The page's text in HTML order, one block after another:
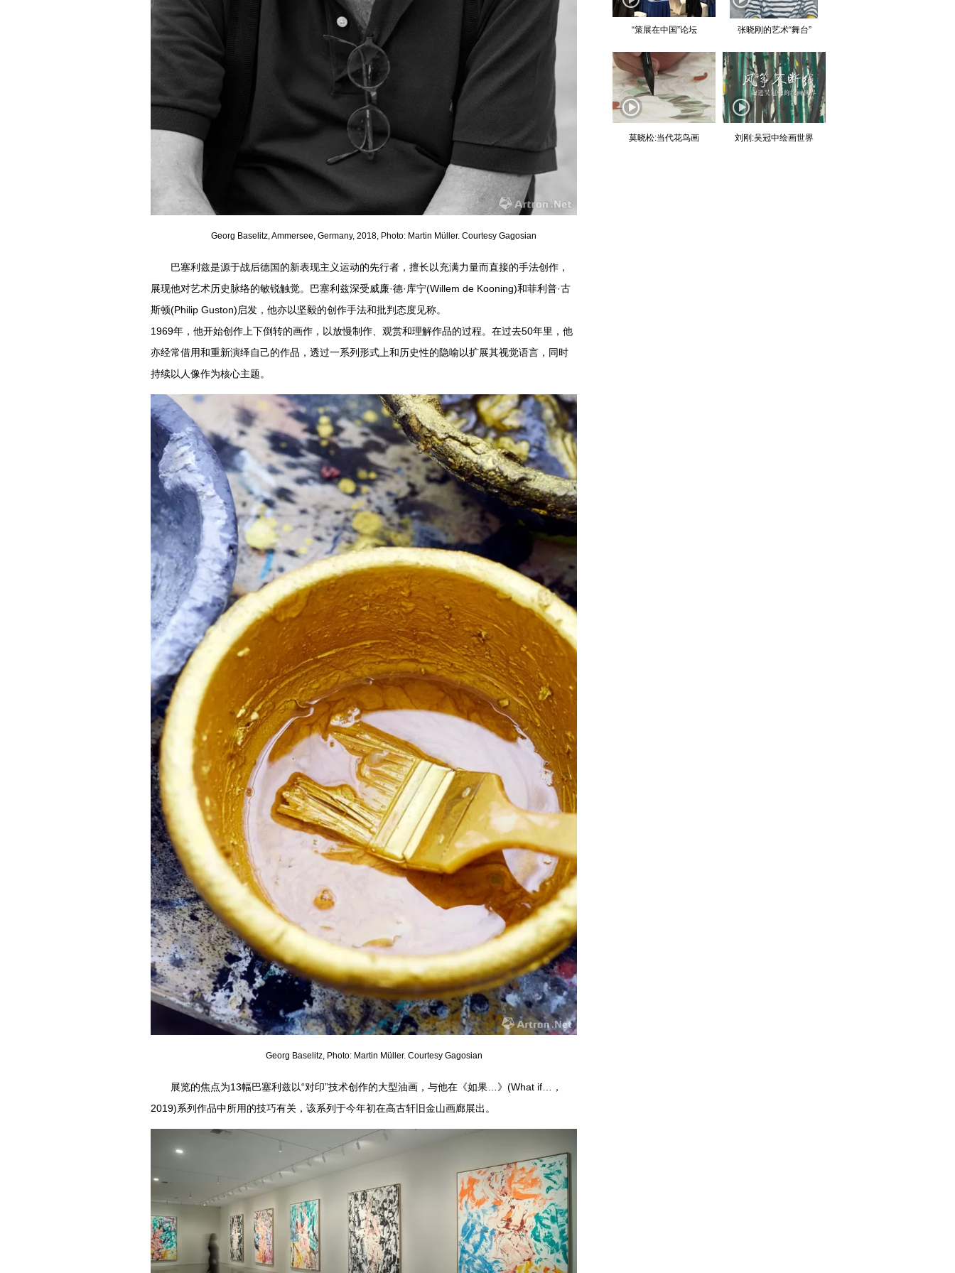
Georg Baselitz, Ammersee, Germany, 2018, Photo: Martin Müller. Courtesy Gagosian
巴塞利兹是源于战后德国的新表现主义运动的先行者，擅长以充满力量而直接的手法创作，
展现他对艺术历史脉络的敏锐触觉。巴塞利兹深受威廉·德·库宁(Willem de Kooning)和菲利普·古
斯顿(Philip Guston)启发，他亦以坚毅的创作手法和批判态度见称。
1969年，他开始创作上下倒转的画作，以放慢制作、观赏和理解作品的过程。在过去50年里，他
亦经常借用和重新演绎自己的作品，透过一系列形式上和历史性的隐喻以扩展其视觉语言，同时
持续以人像作为核心主题。
Georg Baselitz, Photo: Martin Müller. Courtesy Gagosian
展览的焦点为13幅巴塞利兹以“对印”技术创作的大型油画，与他在《如果…》(What if…，
2019)系列作品中所用的技巧有关，该系列于今年初在高古轩旧金山画廊展出。
“策展在中国”论坛 张晓刚的艺术“舞台”
莫晓松:当代花鸟画 刘刚:吴冠中绘画世界